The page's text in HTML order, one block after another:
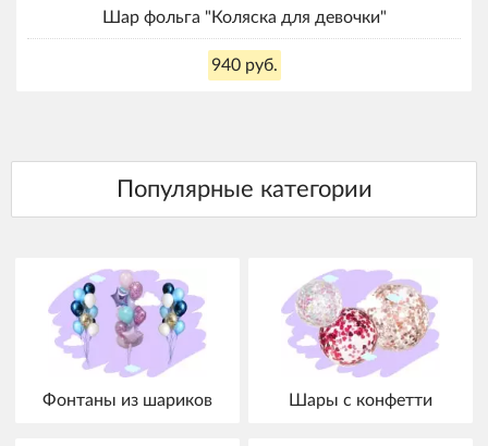
Шар фольга "Коляска для девочки"
940 руб.
Фонтаны из шариков Шары с конфетти